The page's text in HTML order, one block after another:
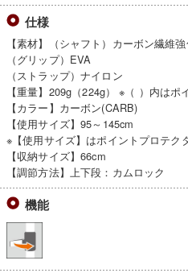
仕様
【素材】（シャフト）カーボン繊維
（グリップ）EVA
（ストラップ）ナイロン
【重量】209g（224g） ※（ ）内は
【カラー】カーボン(CARB)
【使用サイズ】95～145cm
※【使用サイズ】はポイントプロテク
【収納サイズ】66cm
【調節方法】上下段：カムロック
機能